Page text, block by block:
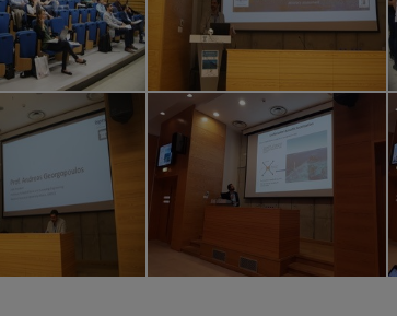
αφισών